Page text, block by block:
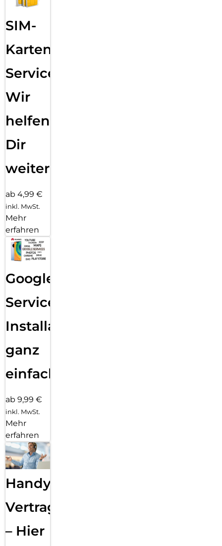
SIM-
Karten
Service:
Wir
helfen
Dir
weiter
ab 4,99 €
inkl. MwSt.
Mehr
erfahren
Google
Services
Installation
ganz
einfach
ab 9,99 €
inkl. MwSt.
Mehr
erfahren
Handy
Vertragsabwicklung
– Hier